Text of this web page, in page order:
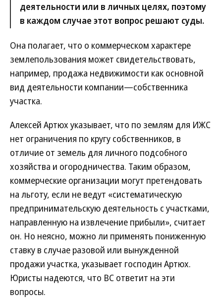
деятельности или в личных целях, поэтому
в каждом случае этот вопрос решают суды.
Она полагает, что о коммерческом характере
землепользования может свидетельствовать,
например, продажа недвижимости как основной
вид деятельности компании—собственника
участка.
Алексей Артюх указывает, что по землям для ИЖС
нет ограничения по кругу собственников, в
отличие от земель для личного подсобного
хозяйства и огородничества. Таким образом,
коммерческие организации могут претендовать
на льготу, если не ведут «систематическую
предпринимательскую деятельность с участками,
направленную на извлечение прибыли», считает
он. Но неясно, можно ли применять пониженную
ставку в случае разовой или вынужденной
продажи участка, указывает господин Артюх.
Юристы надеются, что ВС ответит на эти
вопросы.